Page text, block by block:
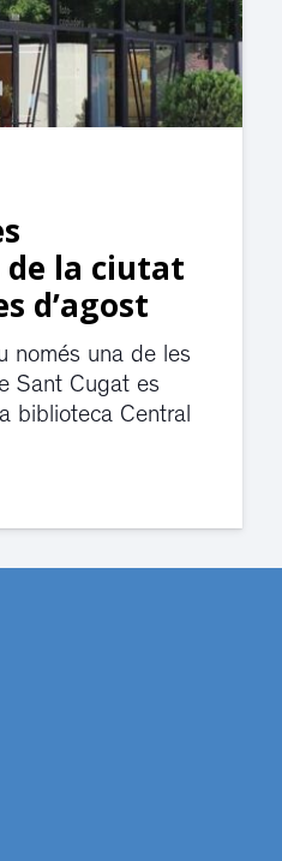
la ciutat
d’agost
només una de les
Sant Cugat es
biblioteca Central